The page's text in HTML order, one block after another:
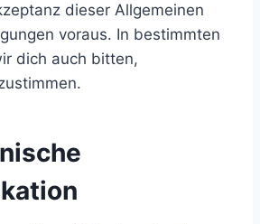
dieser Allgemeinen
voraus. In bestimmten
dich auch bitten,